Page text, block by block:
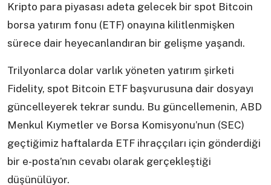
Kripto para piyasası adeta gelecek bir spot Bitcoin
borsa yatırım fonu (ETF) onayına kilitlenmişken
sürece dair heyecanlandıran bir gelişme yaşandı.
Trilyonlarca dolar varlık yöneten yatırım şirketi
Fidelity, spot Bitcoin ETF başvurusuna dair dosyayı
güncelleyerek tekrar sundu. Bu güncellemenin, ABD
Menkul Kıymetler ve Borsa Komisyonu’nun (SEC)
geçtiğimiz haftalarda ETF ihraççıları için gönderdiği
bir e-posta’nın cevabı olarak gerçekleştiği
düşünülüyor.